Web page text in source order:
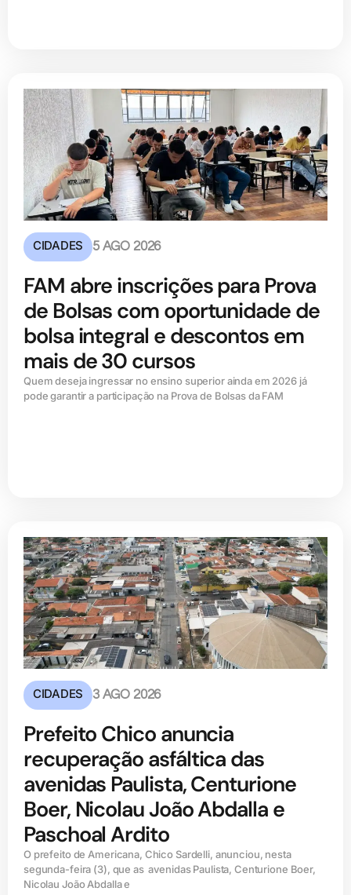
CIDADES 5 AGO 2026
FAM abre inscrições para Prova
de Bolsas com oportunidade de
bolsa integral e descontos em
mais de 30 cursos
Quem deseja ingressar no ensino superior ainda em 2026 já
pode garantir a participação na Prova de Bolsas da FAM
CIDADES 3 AGO 2026
Prefeito Chico anuncia
recuperação asfáltica das
avenidas Paulista, Centurione
Boer, Nicolau João Abdalla e
Paschoal Ardito
O prefeito de Americana, Chico Sardelli, anunciou, nesta
segunda-feira (3), que as avenidas Paulista, Centurione Boer,
Nicolau João Abdalla e